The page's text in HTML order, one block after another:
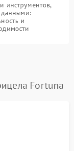
инструментов,
данными:
и
Fortuna